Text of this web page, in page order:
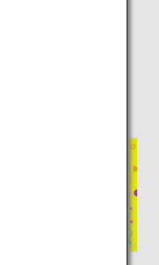
Website buchen.